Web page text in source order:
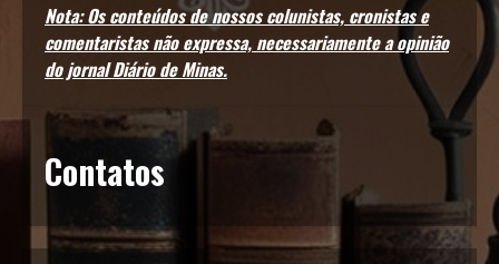
Nota: Os conteúdos de nossos colunistas, cronistas e
comentaristas não expressa, necessariamente a opinião
do jornal Diário de Minas.
Contatos